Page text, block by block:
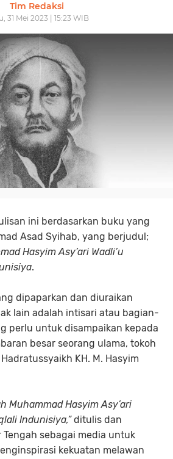
Tim Redaksi
31 Mei 2023 | 15:23 WIB
ini berdasarkan buku yang
Asad Syihab, yang berjudul;
Hasyim Asy’ari Wadli’u
.
dipaparkan dan diuraikan
lain adalah intisari atau bagian-
perlu untuk disampaikan kepada
besar seorang ulama, tokoh
KH. M. Hasyim
Muhammad Hasyim Asy’ari
Indunisiya,”ditulis dan
sebagai media untuk
kekuatan melawan